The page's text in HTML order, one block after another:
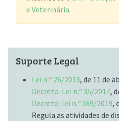
e Veterinária.
Lei n.º 26/2013, de 11 de
Decreto-Lei n.º 35/2017,
Decreto-lei n.º 169/2019,
Regula as atividades de
Suporte Legal